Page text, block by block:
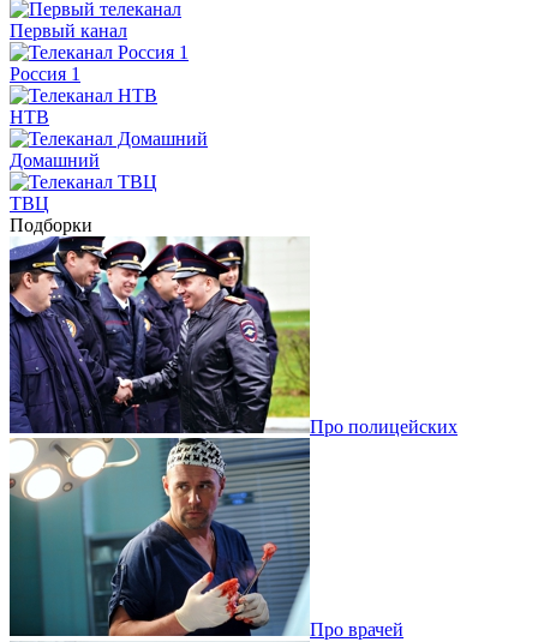
Первый канал
Россия 1
НТВ
Домашний
ТВЦ
Подборки
Про полицейских
Про врачей